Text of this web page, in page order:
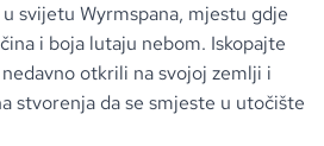
svijetu Wyrmspana, mjestu gdje
i boja lutaju nebom. Iskopajte
otkrili na svojoj zemlji i
stvorenja da se smjeste u utočište